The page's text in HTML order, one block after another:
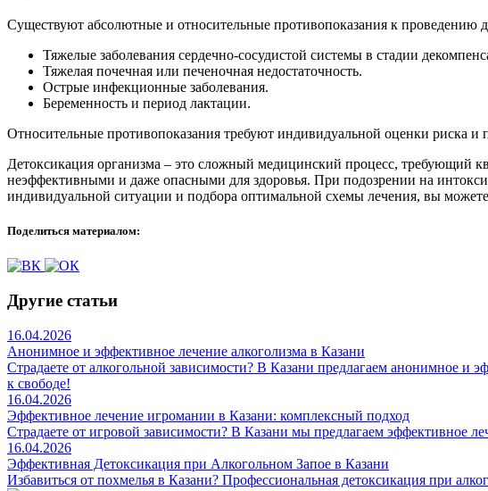
Существуют абсолютные и относительные противопоказания к проведению
Тяжелые заболевания сердечно-сосудистой системы в стадии
Тяжелая почечная или печеночная недостаточность.
Острые инфекционные заболевания.
Беременность и период лактации.
Относительные противопоказания требуют индивидуальной оценки риска и
Детоксикация организма – это сложный медицинский процесс, требующий
неэффективными и даже опасными для здоровья. При подозрении на
индивидуальной ситуации и подбора оптимальной схемы лечения, вы
Поделиться материалом:
Другие статьи
16.04.2026
Анонимное и эффективное лечение алкоголизма в Казани
Страдаете от алкогольной зависимости? В Казани предлагаем анонимное
к свободе!
16.04.2026
Эффективное лечение игромании в Казани: комплексный подход
Страдаете от игровой зависимости? В Казани мы предлагаем эффективное
16.04.2026
Эффективная Детоксикация при Алкогольном Запое в Казани
Избавиться от похмелья в Казани? Профессиональная детоксикация при